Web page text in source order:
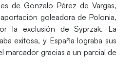
deGonzalo Pérez de Vargas,
goleadora de Polonia,
la exclusión de Syprzak. La
exitosa, y España lograba sus
marcador gracias a un parcial de